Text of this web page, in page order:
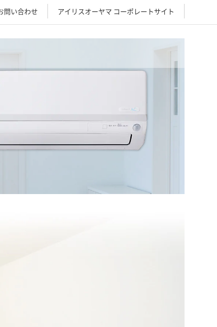
問い合わせ アイリスオーヤマ コーポレートサイト